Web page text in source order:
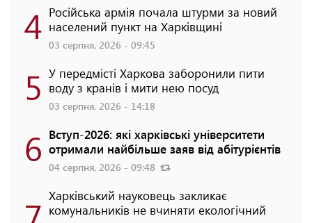
4 Російська армія почала штурми за новий
населений пункт на Харківщині
03 серпня, 2026 - 09:45
5 У передмісті Харкова заборонили пити
воду з кранів і мити нею посуд
03 серпня, 2026 - 14:18
6 Вступ-2026: які харківські університети
отримали найбільше заяв від абітурієнтів
04 серпня, 2026 - 09:48
Харківський науковець закликає
комунальників не вчиняти екологічний